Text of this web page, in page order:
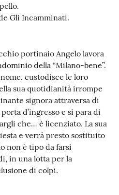
Gli Incamminati.
portinaio Angelo lavora
della “Milano-bene”.
custodisce le loro
sua quotidianità irrompe
signora attraversa di
d’ingresso e si para di
che… è licenziato. La sua
e verrà presto sostituito
non è tipo da farsi
in una lotta per la
di colpi.